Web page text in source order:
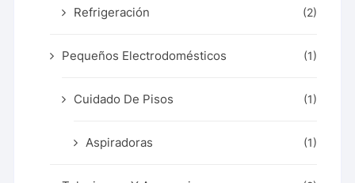
Refrigeración (2)
Pequeños Electrodomésticos (1)
Cuidado De Pisos (1)
Aspiradoras (1)